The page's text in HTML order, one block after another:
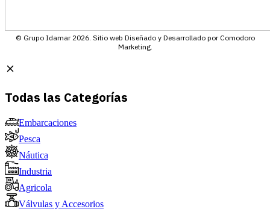
© Grupo Idamar 2026. Sitio web Diseñado y Desarrollado por Comodoro
Marketing.
Todas las Categorías
Embarcaciones
Pesca
Náutica
Industria
Agricola
Válvulas y Accesorios